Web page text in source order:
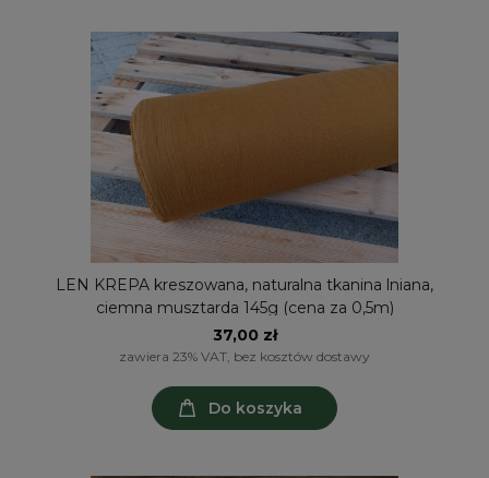
LEN KREPA kreszowana, naturalna tkanina lniana,
ciemna musztarda 145g (cena za 0,5m)
37,00 zł
zawiera 23% VAT, bez kosztów dostawy
Do koszyka